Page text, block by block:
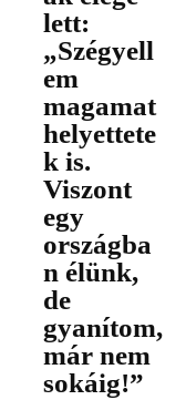
lett:
„Szégyell
em
magamat
helyettete
k is.
Viszont
egy
országba
n élünk,
de
gyanítom,
már nem
sokáig!”